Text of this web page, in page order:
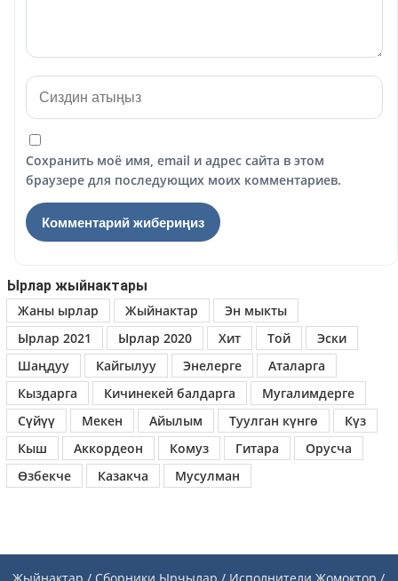
Сохранить моё имя, email и адрес сайта в этом
браузере для последующих моих комментариев.
Ырлар жыйнактары
Жаны ырлар
Жыйнактар
Эн мыкты
Ырлар 2021
Ырлар 2020 Хит Той
Эски
Шаңдуу
Кайгылуу Энелерге
Аталарга
Кыздарга
Кичинекей балдарга
Мугалимдерге
Сүйүү
Мекен Айылым Туулган күнгө
Күз
Кыш
Аккордеон Комуз Гитара
Орусча
Өзбекче
Казакча Мусулман